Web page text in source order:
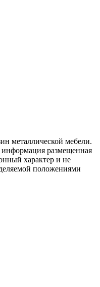
металлической мебели.
размещенная
характер и не
положениями